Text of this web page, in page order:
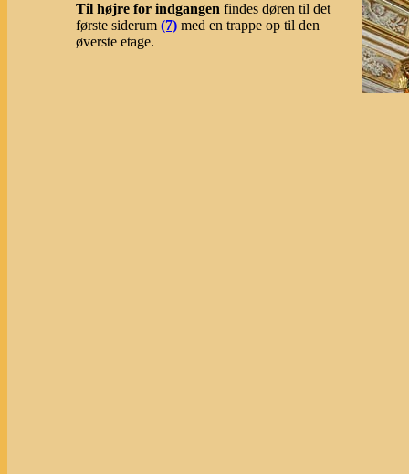
Til højre for indgangen findes døren til det
første siderum (7) med en trappe op til den
øverste etage.